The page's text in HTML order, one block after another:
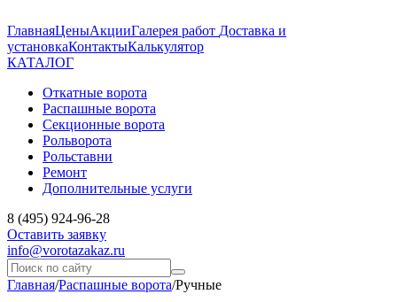
ГлавнаяЦеныАкцииГалерея работ Доставка и
установкаКонтактыКалькулятор
КАТАЛОГ
Откатные ворота
Распашные ворота
Секционные ворота
Рольворота
Рольставни
Ремонт
Дополнительные услуги
8 (495) 924-96-28
Оставить заявку
info@vorotazakaz.ru
Главная/Распашные ворота/Ручные